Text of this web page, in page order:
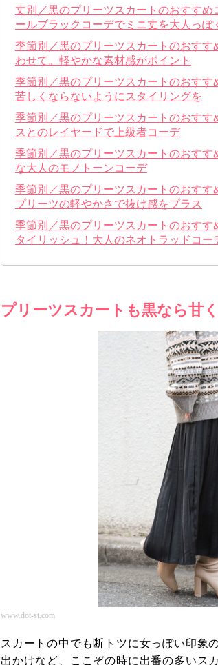
丈別／黒のプリーツスカートのおすす
ールブラックコーデでミニ丈を大人っぽ
季節別／黒のプリーツスカートのおす
わせて。軽やかな素材感がポイント
季節別／黒のプリーツスカートのおす
苦しくならないようにスタイリングを
季節別／黒のプリーツスカートのおす
スとのレイヤードで上級者コーデ
季節別／黒のプリーツスカートのおす
な大人のモノトーンコーデ
季節別／黒のプリーツスカートのおす
プリーツの軽やかさで抜け感をプラス
季節別／黒のプリーツスカートのおす
タイリッシュ！大人のネオトラッドコー
プリーツスカートも黒なら甘
www.dot-st.com
スカートの中でも断トツに女っぽい印象
出かけなど、ここぞの時に出番の多いス